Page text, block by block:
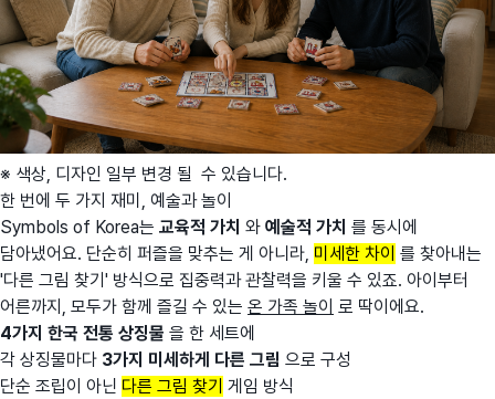
※ 색상, 디자인 일부 변경 될 수 있습니다.
한 번에 두 가지 재미, 예술과 놀이
Symbols of Korea는 교육적 가치 와 예술적 가치 를 동시에
담아냈어요. 단순히 퍼즐을 맞추는 게 아니라, 미세한 차이 를 찾아내는
'다른 그림 찾기' 방식으로 집중력과 관찰력을 키울 수 있죠. 아이부터
어른까지, 모두가 함께 즐길 수 있는 온 가족 놀이 로 딱이에요.
4가지 한국 전통 상징물 을 한 세트에
각 상징물마다 3가지 미세하게 다른 그림 으로 구성
단순 조립이 아닌 다른 그림 찾기 게임 방식